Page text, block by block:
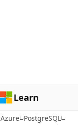
容
Learn
Azure PostgreSQL